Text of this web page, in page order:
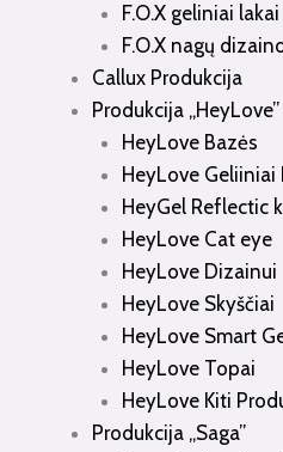
F.O.X geliniai
F.O.X nagų
Callux Produkcija
Produkcija „HeyLove”
HeyLove Bazės
HeyLove Geliiniai
HeyGel Reflectic
HeyLove Cat eye
HeyLove Dizainui
HeyLove Skyščiai
HeyLove Smart
HeyLove Topai
HeyLove Kiti
Produkcija „Saga”